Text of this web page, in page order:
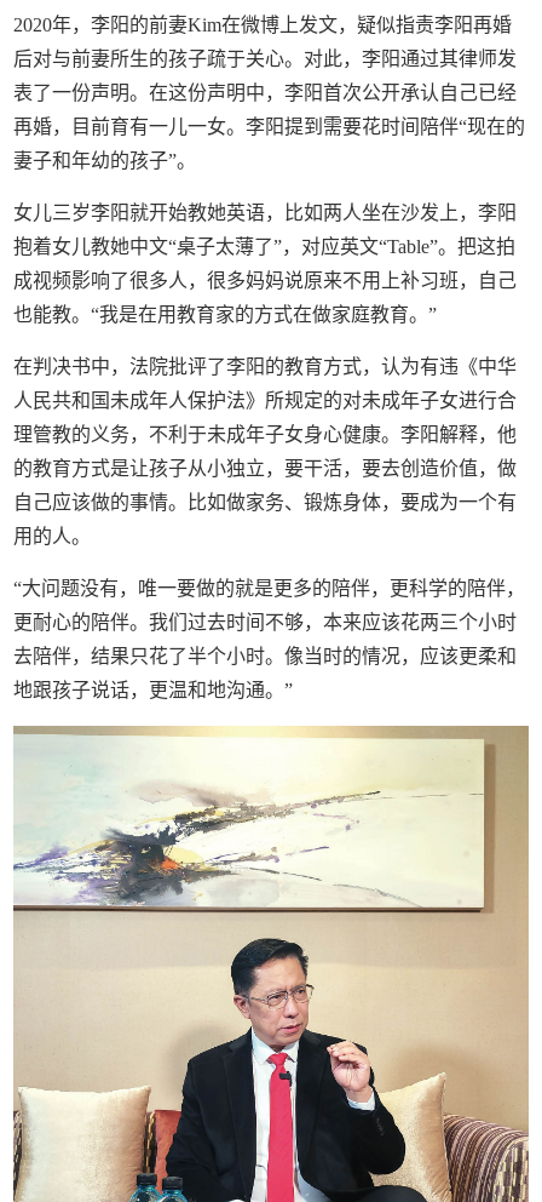
2020年，李阳的前妻Kim在微博上发文，疑似指责李阳再婚
后对与前妻所生的孩子疏于关心。对此，李阳通过其律师发
表了一份声明。在这份声明中，李阳首次公开承认自己已经
再婚，目前育有一儿一女。李阳提到需要花时间陪伴“现在的
妻子和年幼的孩子”。
女儿三岁李阳就开始教她英语，比如两人坐在沙发上，李阳
抱着女儿教她中文“桌子太薄了”，对应英文“Table”。把这拍
成视频影响了很多人，很多妈妈说原来不用上补习班，自己
也能教。“我是在用教育家的方式在做家庭教育。”
在判决书中，法院批评了李阳的教育方式，认为有违《中华
人民共和国未成年人保护法》所规定的对未成年子女进行合
理管教的义务，不利于未成年子女身心健康。李阳解释，他
的教育方式是让孩子从小独立，要干活，要去创造价值，做
自己应该做的事情。比如做家务、锻炼身体，要成为一个有
用的人。
“大问题没有，唯一要做的就是更多的陪伴，更科学的陪伴，
更耐心的陪伴。我们过去时间不够，本来应该花两三个小时
去陪伴，结果只花了半个小时。像当时的情况，应该更柔和
地跟孩子说话，更温和地沟通。”